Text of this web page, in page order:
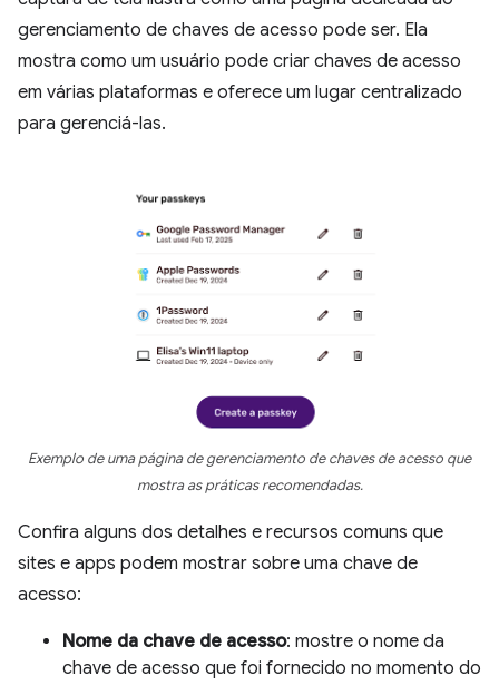
gerenciamento de chaves de acesso pode ser. Ela
mostra como um usuário pode criar chaves de acesso
em várias plataformas e oferece um lugar centralizado
para gerenciá-las.
Exemplo de uma página de gerenciamento de chaves de acesso que
mostra as práticas recomendadas.
Confira alguns dos detalhes e recursos comuns que
sites e apps podem mostrar sobre uma chave de
acesso:
Nome da chave de acesso: mostre o nome da
chave de acesso que foi fornecido no momento do